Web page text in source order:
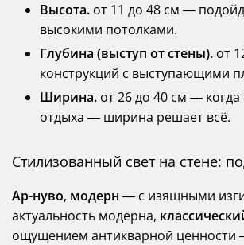
Высота. от 11 до 48 см —
высокими потолками.
Глубина (выступ от стены). от
конструкций с выступающими
Ширина. от 26 до 40 см —
отдыха — ширина решает всё.
Стилизованный свет на стене:
Ар-нуво, модерн — с изящными
актуальность модерна,
ощущением антикварной ценности